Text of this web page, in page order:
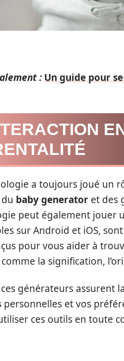
: Un guide pour
a toujours joué un
du baby generator et des
peut également jouer
sur Android et iOS,
pour vous aider à
la signification,
générateurs assurent
personnelles et vos
ces outils en toute